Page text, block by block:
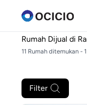
Rumah Dijual di
11 Rumah ditemukan -
Filter